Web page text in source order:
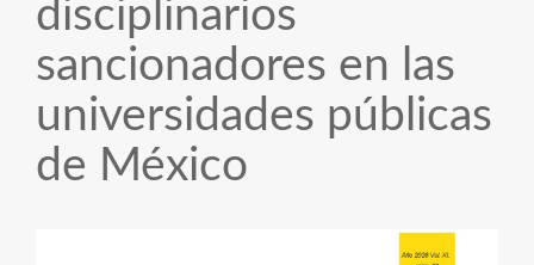
disciplinarios
sancionadores en las
universidades públicas
de México